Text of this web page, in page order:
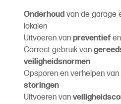
Onderhoud van de garage
lokalen
Uitvoeren van preventief en
Correct gebruik van
veiligheidsnormen
Opsporen en verhelpen van
storingen
Uitvoeren van